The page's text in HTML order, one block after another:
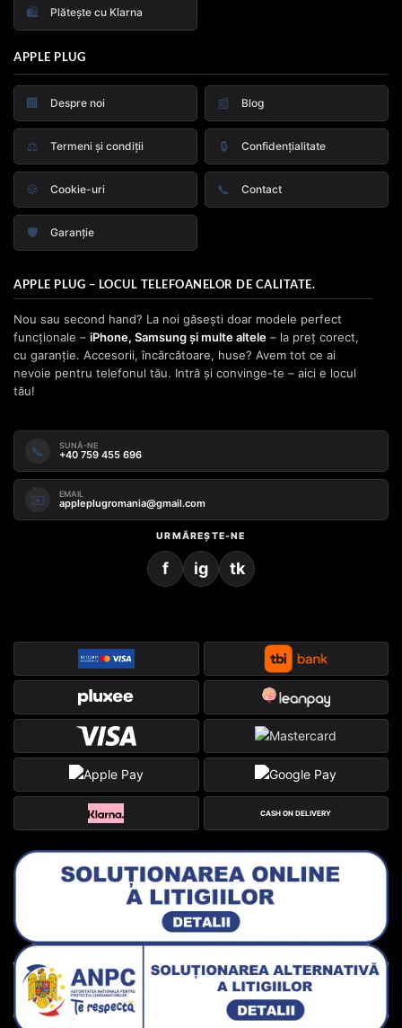
🛍️ Plătește cu Klarna
APPLE PLUG
🏢 Despre noi 📰 Blog
⚖️ Termeni și condiții 🔒 Confidențialitate
🍪 Cookie-uri 📞 Contact
🛡️ Garanție
APPLE PLUG – LOCUL TELEFOANELOR DE CALITATE.
Nou sau second hand? La noi găsești doar modele perfect
funcționale – iPhone, Samsung și multe altele – la preț corect,
cu garanție. Accesorii, încărcătoare, huse? Avem tot ce ai
nevoie pentru telefonul tău. Intră și convinge-te – aici e locul
tău!
📞 SUNĂ-NE
+40 759 455 696
✉️ EMAIL
appleplugromania@gmail.com
URMĂREȘTE-NE
f ig tk
CASH ON DELIVERY